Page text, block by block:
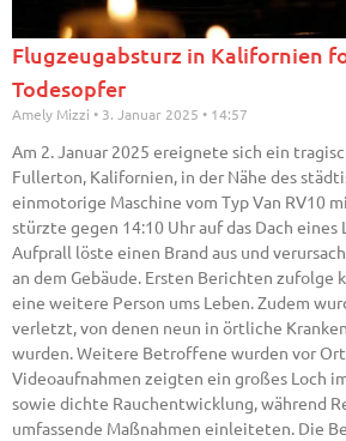
Flugzeugabsturz in Kalifornien
Todesopfer
Amely Mizzi 3. Januar 2025 14:57
Am 2. Januar 2025 ereignete sich ein
Fullerton, Kalifornien, in der Nähe des
einmotorige Maschine vom Typ Van RV10
stürzte gegen 14:10 Uhr auf das Dach eines
Aufprall löste einen Brand aus und
an dem Gebäude. Ersten Berichten zufolge
eine weitere Person ums Leben. Zudem
verletzt, von denen neun in örtliche
wurden. Weitere Betroffene wurden vor
Videoaufnahmen zeigten ein großes Loch
sowie dichte Rauchentwicklung, während
umfassende Maßnahmen einleiteten. Die